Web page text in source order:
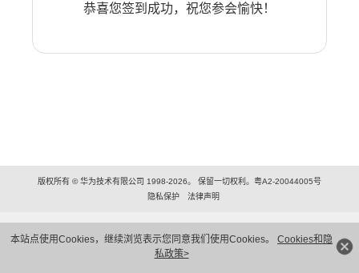
本站点使用Cookies，继续浏览表示您同意我们使用Cookies。 Cookies和隐
私政策>
恭喜您签到成功，祝您参会愉快！
版权所有 © 华为技术有限公司 1998-2026。 保留一切权利。粤A2-20044005号
隐私保护
法律声明